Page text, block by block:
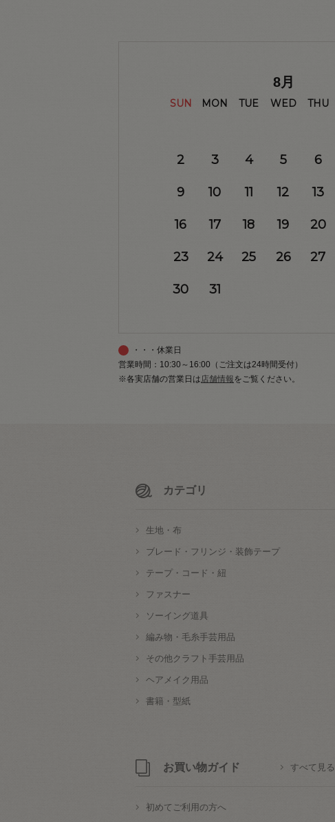
8月
SUN MON TUE WED THU
2 3 4 5 6
9 10 11 12 13
16 17 18 19 20
23 24 25 26 27
30 31
・・・休業日
営業時間：10:30～16:00（ご注文は24時間受付）
※各実店舗の営業日は店舗情報をご覧ください。
カテゴリ
生地・布
ブレード・フリンジ・装飾テープ
テープ・コード・紐
ファスナー
ソーイング道具
編み物・毛糸手芸用品
その他クラフト手芸用品
ヘアメイク用品
書籍・型紙
お買い物ガイド すべて見る
初めてご利用の方へ